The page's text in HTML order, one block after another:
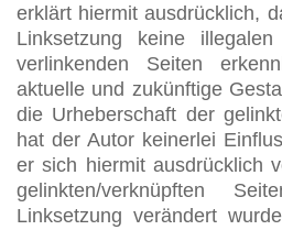
erklärt hiermit ausdrücklich,
Linksetzung keine
verlinkenden Seiten
aktuelle und zukünftige
die Urheberschaft der
hat der Autor keinerlei
er sich hiermit ausdrücklich
gelinkten/verknüpften
Linksetzung verändert